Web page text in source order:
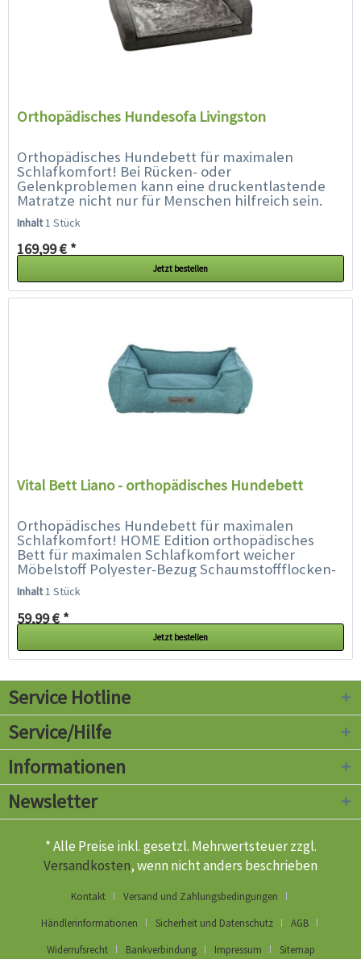
Orthopädisches Hundesofa Livingston
Orthopädisches Hundebett für maximalen
Schlafkomfort! Bei Rücken- oder
Gelenkproblemen kann eine druckentlastende
Matratze nicht nur für Menschen hilfreich sein.
Das Orthopädische Hundesofa LIVINGSTON bietet
Hunden mit Gelenk-...
Inhalt1 Stück
169,99 € *
Jetzt bestellen
Vital Bett Liano - orthopädisches Hundebett
Orthopädisches Hundebett für maximalen
Schlafkomfort! HOME Edition orthopädisches
Bett für maximalen Schlafkomfort weicher
Möbelstoff Polyester-Bezug Schaumstoffflocken-
Füllung...
Inhalt1 Stück
59,99 € *
Jetzt bestellen
Service Hotline
Service/Hilfe
Informationen
Newsletter
* Alle Preise inkl. gesetzl. Mehrwertsteuer zzgl.
Versandkosten, wenn nicht anders beschrieben
Kontakt
Versand und Zahlungsbedingungen
Händlerinformationen
Sicherheit und Datenschutz
AGB
Widerrufsrecht
Bankverbindung Impressum Sitemap